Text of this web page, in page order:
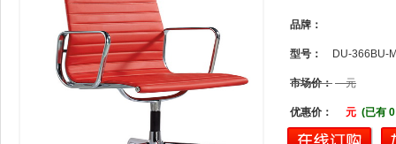
品牌：
型号： DU-366BU-
市场价： 元
优惠价： 元 (已有